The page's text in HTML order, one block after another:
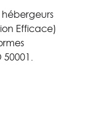
Efficace)
50001.